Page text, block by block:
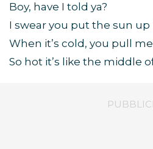
Boy, have I told ya?
I swear you put the sun up
When it’s cold, you pull
So hot it’s like the middle